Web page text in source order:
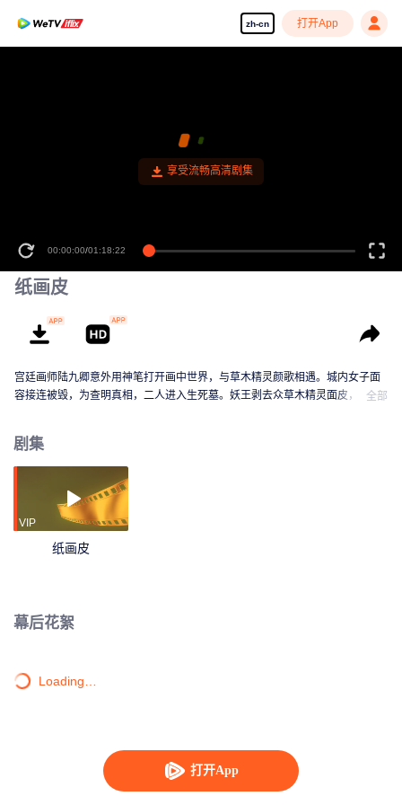
zh-cn 打开App
打开App
享受流畅高清剧集
00:00:00/01:18:22
纸画皮
宫廷画师陆九卿意外用神笔打开画中世界，与草木精灵颜歌相遇。城内女子面
容接连被毁，为查明真相，二人进入生死墓。妖王剥去众草木精灵面皮，丢失
全部
剧集
VIP
纸画皮
幕后花絮
Loading…